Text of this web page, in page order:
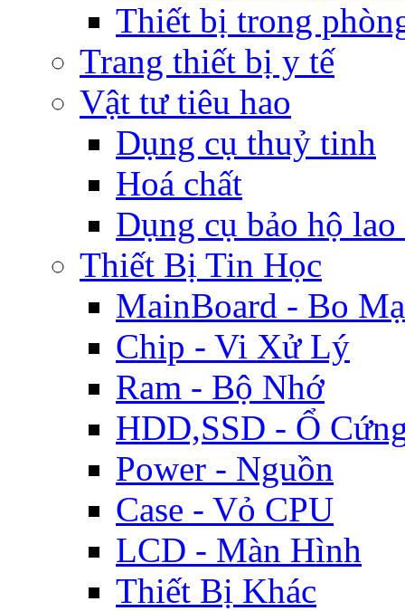
Thiết bị trong
Trang thiết bị y tế
Vật tư tiêu hao
Dụng cụ thuỷ tinh
Hoá chất
Dụng cụ bảo hộ
Thiết Bị Tin Học
MainBoard - Bo
Chip - Vi Xử Lý
Ram - Bộ Nhớ
HDD,SSD - Ổ
Power - Nguồn
Case - Vỏ CPU
LCD - Màn Hình
Thiết Bị Khác